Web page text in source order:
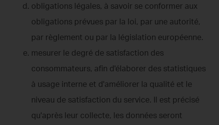
obligations légales, à savoir se conformer aux
obligations prévues par la loi, par une autorité,
par règlement ou par la législation européenne.
mesurer le degré de satisfaction des
consommateurs, afin d'élaborer des statistiques
à usage interne et d'améliorer la qualité et le
niveau de satisfaction du service. Il est précisé
qu'après leur collecte, les données seront